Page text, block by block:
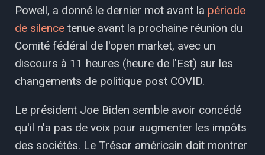
Powell, a donné le dernier mot avant la période
de silence tenue avant la prochaine réunion du
Comité fédéral de l'open market, avec un
discours à 11 heures (heure de l'Est) sur les
changements de politique post COVID.
Le président Joe Biden semble avoir concédé
qu'il n'a pas de voix pour augmenter les impôts
des sociétés. Le Trésor américain doit montrer